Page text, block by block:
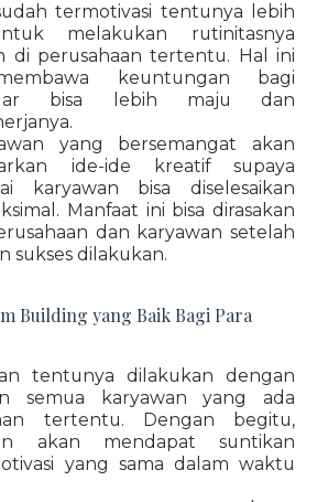
termotivasi tentunya lebih
melakukan rutinitasnya
di perusahaan tertentu. Hal ini
keuntungan bagi
bisa lebih maju dan
yang bersemangat akan
ide-ide kreatif supaya
karyawan bisa diselesaikan
Manfaat ini bisa dirasakan
dan karyawan setelah
sukses dilakukan.
Building yang Baik Bagi Para
tentunya dilakukan dengan
semua karyawan yang ada
tertentu. Dengan begitu,
akan mendapat suntikan
yang sama dalam waktu